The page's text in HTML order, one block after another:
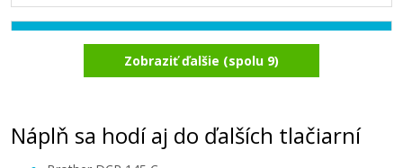
Kompatibilná náplň s Brother LC-980C
(Azúrová)
Zobraziť ďalšie (spolu 9)
Náplň sa hodí aj do ďalších tlačiarní